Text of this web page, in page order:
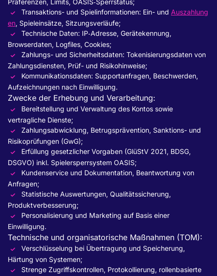
Präferenzen, Limits, OASIS‑Sperrstatus;
Transaktions- und Spielinformationen: Ein- und Auszahlung
en, Spieleinsätze, Sitzungsverläufe;
Technische Daten: IP‑Adresse, Gerätekennung,
Browserdaten, Logfiles, Cookies;
Zahlungs- und Sicherheitsdaten: Tokenisierungsdaten von
Zahlungsdiensten, Prüf- und Risikohinweise;
Kommunikationsdaten: Supportanfragen, Beschwerden,
Aufzeichnungen nach Einwilligung.
Zwecke der Erhebung und Verarbeitung:
Bereitstellung und Verwaltung des Kontos sowie
vertragliche Dienste;
Zahlungsabwicklung, Betrugsprävention, Sanktions- und
Risikoprüfungen (GwG);
Erfüllung gesetzlicher Vorgaben (GlüStV 2021, BDSG,
DSGVO) inkl. Spielersperrsystem OASIS;
Kundenservice und Dokumentation, Beantwortung von
Anfragen;
Statistische Auswertungen, Qualitätssicherung,
Produktverbesserung;
Personalisierung und Marketing auf Basis einer
Einwilligung.
Technische und organisatorische Maßnahmen (TOM):
Verschlüsselung bei Übertragung und Speicherung,
Härtung von Systemen;
Strenge Zugriffskontrollen, Protokollierung, rollenbasierte